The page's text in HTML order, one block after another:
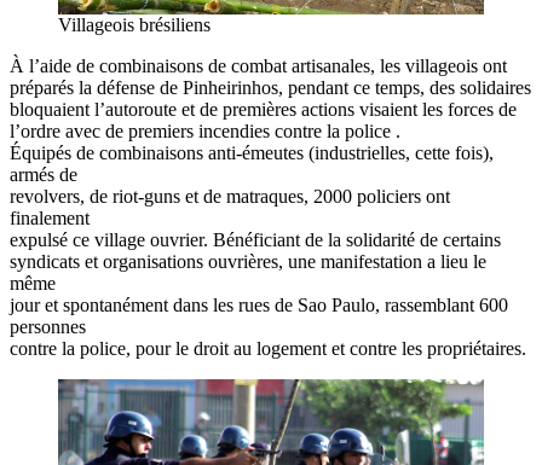
Villageois brésiliens
À l’aide de combinaisons de combat artisanales, les villageois ont
préparés la défense de Pinheirinhos, pendant ce temps, des solidaires
bloquaient l’autoroute et de premières actions visaient les forces de
l’ordre avec de premiers incendies contre la police .
Équipés de combinaisons anti-émeutes (industrielles, cette fois),
armés de
revolvers, de riot-guns et de matraques, 2000 policiers ont
finalement
expulsé ce village ouvrier. Bénéficiant de la solidarité de certains
syndicats et organisations ouvrières, une manifestation a lieu le
même
jour et spontanément dans les rues de Sao Paulo, rassemblant 600
personnes
contre la police, pour le droit au logement et contre les propriétaires.